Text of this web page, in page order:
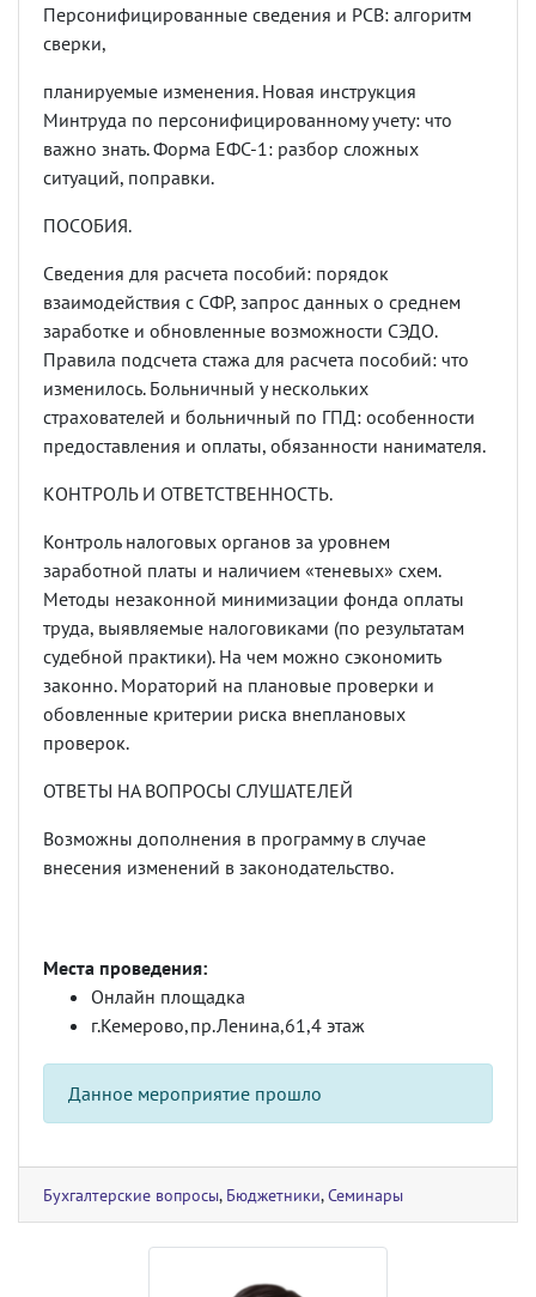
Персонифицированные сведения и РСВ: алгоритм
сверки,
планируемые изменения. Новая инструкция
Минтруда по персонифицированному учету: что
важно знать. Форма ЕФС-1: разбор сложных
ситуаций, поправки.
ПОСОБИЯ.
Сведения для расчета пособий: порядок
взаимодействия с СФР, запрос данных о среднем
заработке и обновленные возможности СЭДО.
Правила подсчета стажа для расчета пособий: что
изменилось. Больничный у нескольких
страхователей и больничный по ГПД: особенности
предоставления и оплаты, обязанности нанимателя.
КОНТРОЛЬ И ОТВЕТСТВЕННОСТЬ.
Контроль налоговых органов за уровнем
заработной платы и наличием «теневых» схем.
Методы незаконной минимизации фонда оплаты
труда, выявляемые налоговиками (по результатам
судебной практики). На чем можно сэкономить
законно. Мораторий на плановые проверки и
обовленные критерии риска внеплановых
проверок.
ОТВЕТЫ НА ВОПРОСЫ СЛУШАТЕЛЕЙ
Возможны дополнения в программу в случае
внесения изменений в законодательство.
Места проведения:
Онлайн площадка
г.Кемерово,пр.Ленина,61,4 этаж
Данное мероприятие прошло
Бухгалтерские вопросы, Бюджетники,Семинары